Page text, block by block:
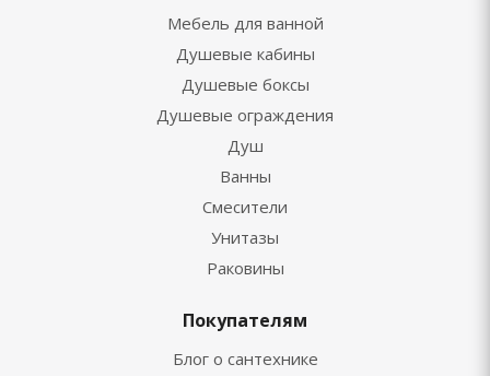
Мебель для ванной
Душевые кабины
Душевые боксы
Душевые ограждения
Душ
Ванны
Смесители
Унитазы
Раковины
Покупателям
Блог о сантехнике